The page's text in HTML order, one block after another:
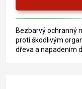
Bezbarvý ochranný
proti škodlivým
dřeva a napadením